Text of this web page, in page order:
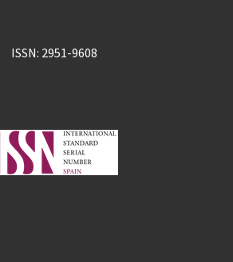
ISSN: 2951-9608